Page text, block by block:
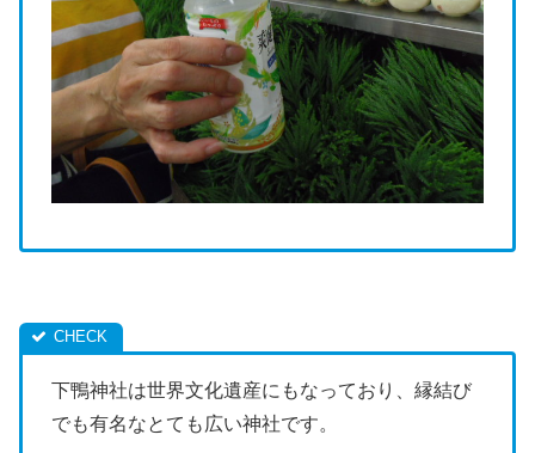
下鴨神社は世界文化遺産にもなっており、縁結び
でも有名なとても広い神社です。